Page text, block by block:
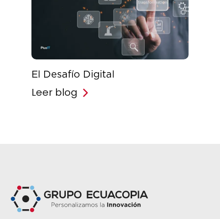
El Desafío Digital
Leer blog